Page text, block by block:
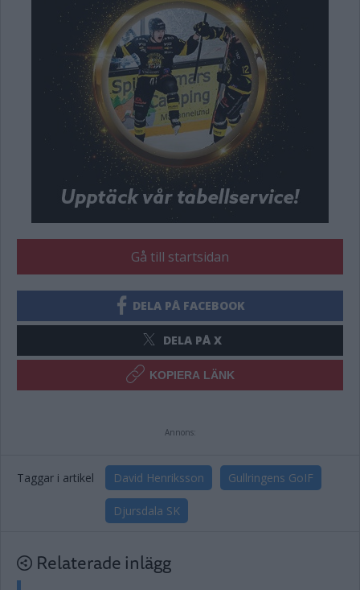
Gå till startsidan
DELA PÅ FACEBOOK
DELA PÅ X
KOPIERA LÄNK
Annons:
Taggar i artikel David Henriksson Gullringens GoIF
Djursdala SK
Relaterade inlägg